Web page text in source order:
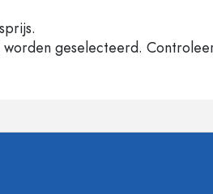
geselecteerd.